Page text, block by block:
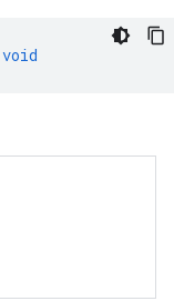
void